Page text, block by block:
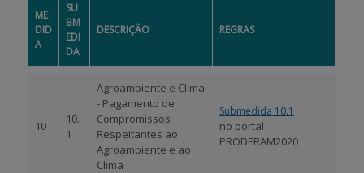
ME
DID
A
SU
BM
EDI
DA
DESCRIÇÃO REGRAS
10
10.
1
Agroambiente e Clima
- Pagamento de
Compromissos
Respeitantes ao
Agroambiente e ao
Clima
Submedida 10.1
no portal
PRODERAM2020